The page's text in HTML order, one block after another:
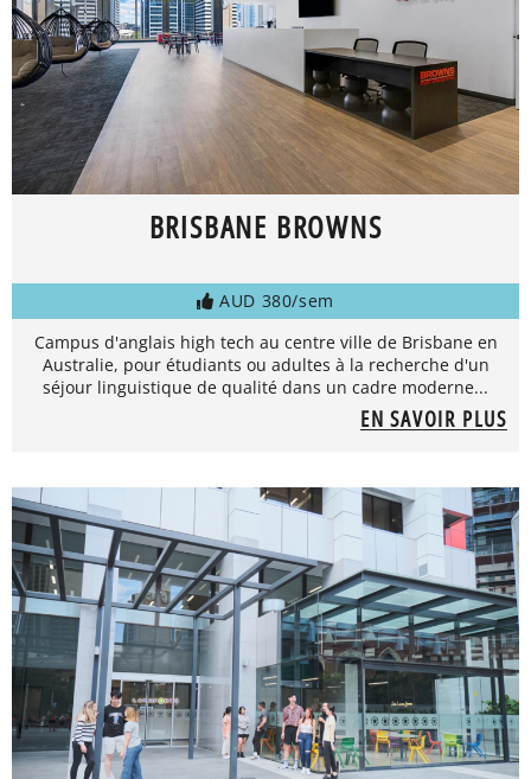
BRISBANE BROWNS
AUD 380/sem
Campus d'anglais high tech au centre ville de Brisbane en
Australie, pour étudiants ou adultes à la recherche d'un
séjour linguistique de qualité dans un cadre moderne...
EN SAVOIR PLUS